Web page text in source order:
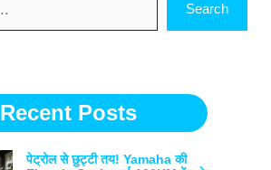
Search
Recent Posts
पेट्रोल से छुट्टी तय! Yamaha की